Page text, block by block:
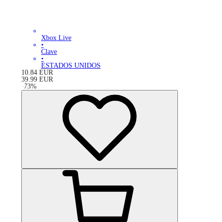
Xbox Live
•
Clave
•
ESTADOS UNIDOS
10.84 EUR
39.99 EUR
-73%